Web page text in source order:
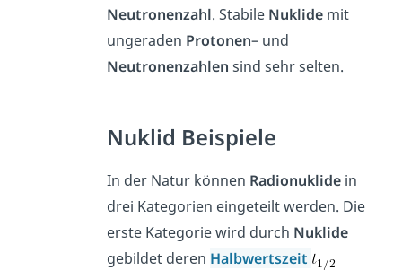
Neutronenzahl. Stabile Nuklide mit
ungeraden Protonen– und
Neutronenzahlen sind sehr selten.
Nuklid Beispiele
In der Natur können Radionuklide in
drei Kategorien eingeteilt werden. Die
erste Kategorie wird durch Nuklide
gebildet deren Halbwertszeit